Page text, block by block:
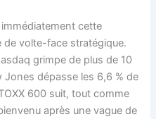
cette
de volte-face stratégique.
grimpe de plus de 10
Jones dépasse les 6,6 % de
600 suit, tout comme
après une vague de